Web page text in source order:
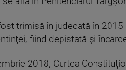
trimisă în judecată în
fiind depistată şi
2018, Curtea